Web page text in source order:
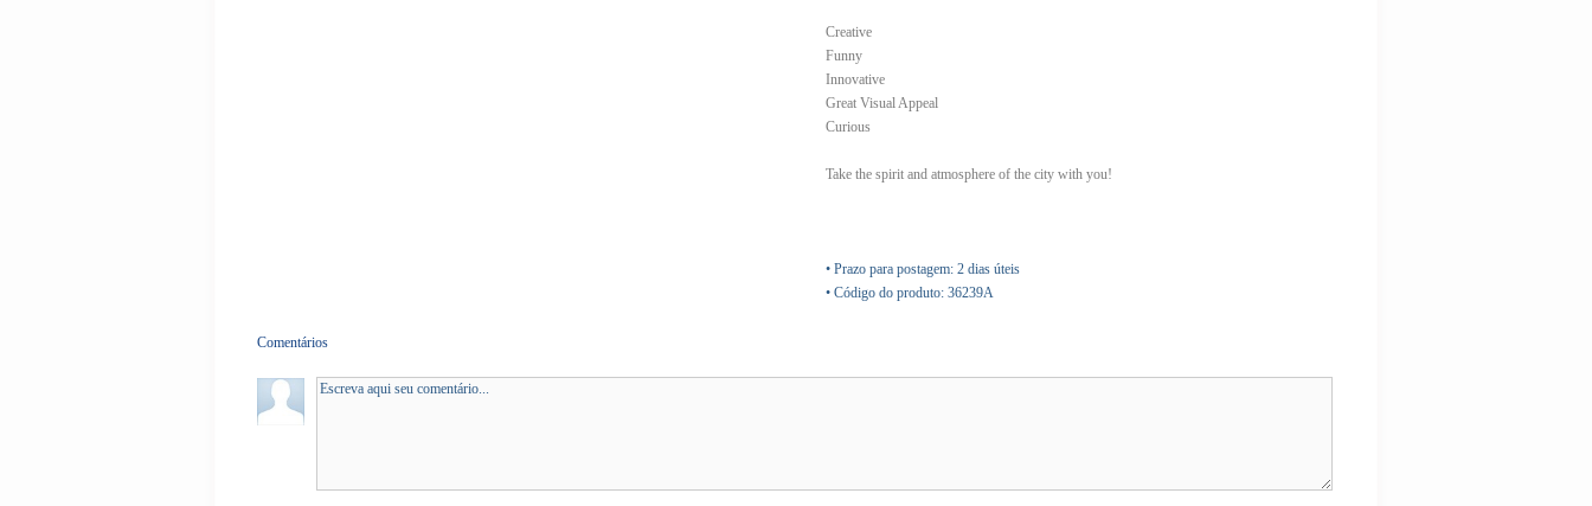
Creative
Funny
Innovative
Great Visual Appeal
Curious
Take the spirit and atmosphere of the city with you!
• Prazo para postagem: 2 dias úteis
• Código do produto: 36239A
Comentários